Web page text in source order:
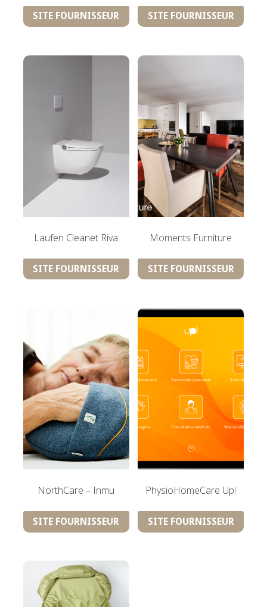
SITE FOURNISSEUR SITE FOURNISSEUR
Laufen Cleanet Riva
SITE FOURNISSEUR
Moments Furniture
SITE FOURNISSEUR
NorthCare – Inmu
SITE FOURNISSEUR
PhysioHomeCare Up!
SITE FOURNISSEUR